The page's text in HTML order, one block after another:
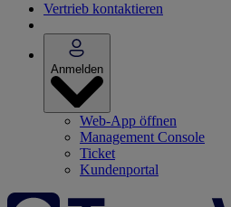
Vertrieb kontaktieren
Anmelden
Web-App öffnen
Management Console
Ticket
Kundenportal